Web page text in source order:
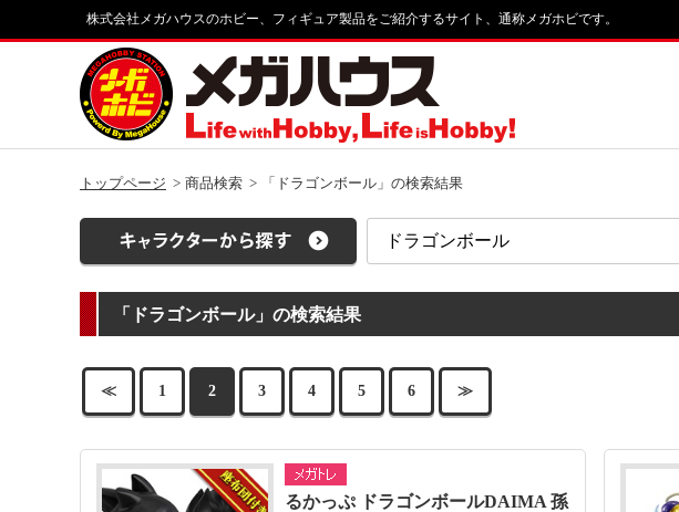
株式会社メガハウスのホビー、フィギュア製品をご紹介するサイト、通称メガホビです。
トップページ 商品検索 「ドラゴンボール」の検索結果
「ドラゴンボール」の検索結果
≪ 1 2 3 4 5 6 ≫
るかっぷ ドラゴンボールDAIMA 孫